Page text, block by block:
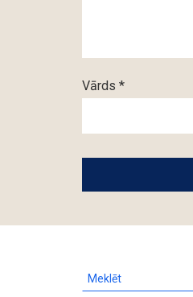
Vārds *